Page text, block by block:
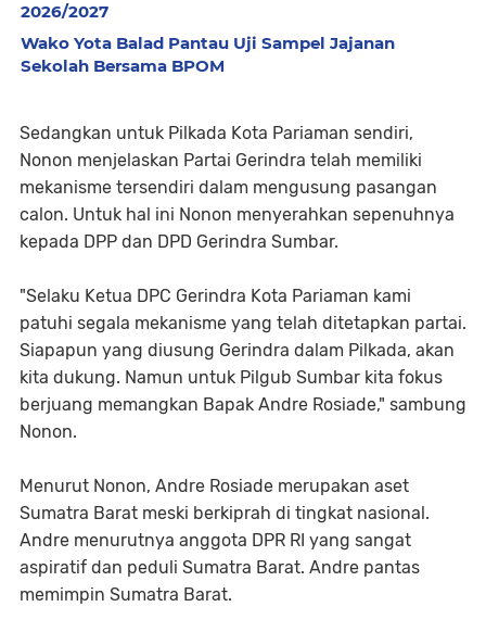
2026/2027
Wako Yota Balad Pantau Uji Sampel Jajanan
Sekolah Bersama BPOM
Sedangkan untuk Pilkada Kota Pariaman sendiri,
Nonon menjelaskan Partai Gerindra telah memiliki
mekanisme tersendiri dalam mengusung pasangan
calon. Untuk hal ini Nonon menyerahkan sepenuhnya
kepada DPP dan DPD Gerindra Sumbar.
"Selaku Ketua DPC Gerindra Kota Pariaman kami
patuhi segala mekanisme yang telah ditetapkan partai.
Siapapun yang diusung Gerindra dalam Pilkada, akan
kita dukung. Namun untuk Pilgub Sumbar kita fokus
berjuang memangkan Bapak Andre Rosiade," sambung
Nonon.
Menurut Nonon, Andre Rosiade merupakan aset
Sumatra Barat meski berkiprah di tingkat nasional.
Andre menurutnya anggota DPR RI yang sangat
aspiratif dan peduli Sumatra Barat. Andre pantas
memimpin Sumatra Barat.